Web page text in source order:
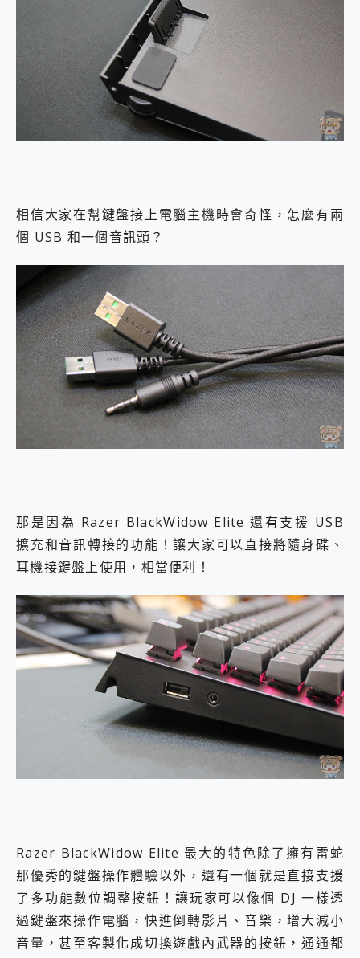
相信大家在幫鍵盤接上電腦主機時會奇怪，怎麼有兩
個 USB 和一個音訊頭？
那是因為 Razer BlackWidow Elite 還有支援 USB
擴充和音訊轉接的功能！讓大家可以直接將隨身碟、
耳機接鍵盤上使用，相當便利！
Razer BlackWidow Elite 最大的特色除了擁有雷蛇
那優秀的鍵盤操作體驗以外，還有一個就是直接支援
了多功能數位調整按鈕！讓玩家可以像個 DJ 一樣透
過鍵盤來操作電腦，快進倒轉影片、音樂，增大減小
音量，甚至客製化成切換遊戲內武器的按鈕，通通都